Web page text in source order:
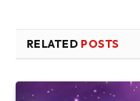
RELATED POSTS